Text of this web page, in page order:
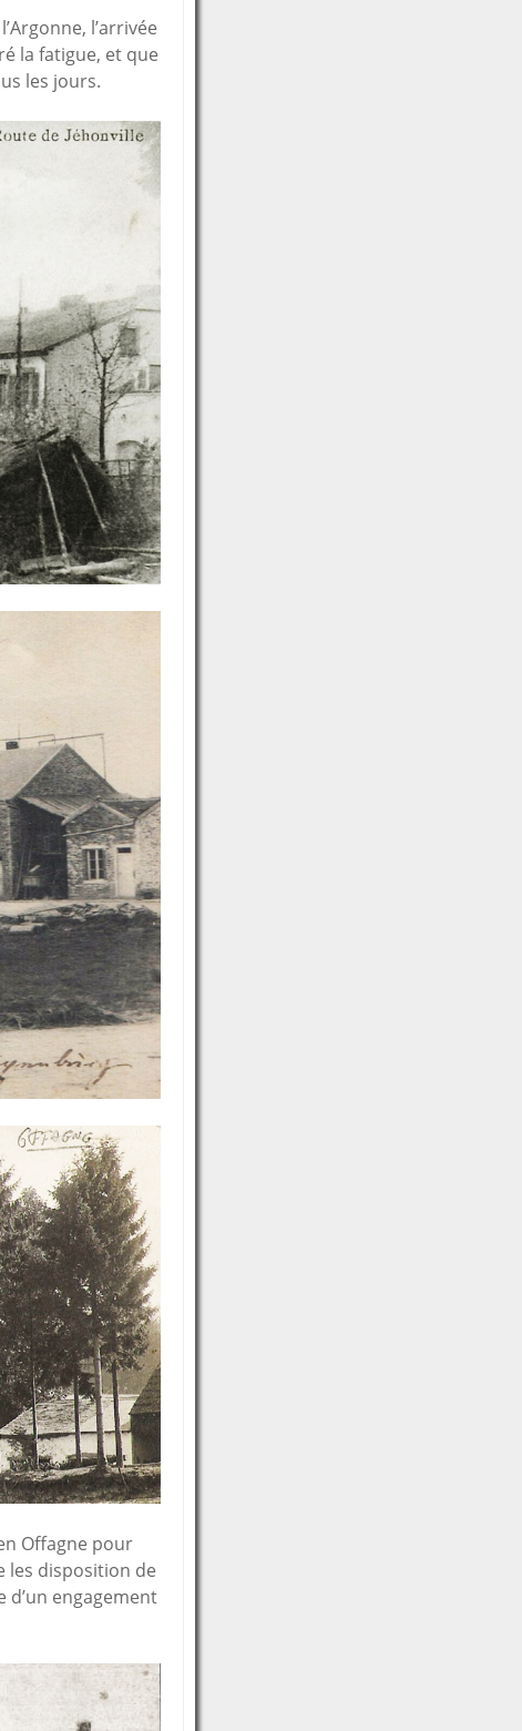
l’arrivée
la fatigue, et que
les jours.
Offagne pour
les disposition de
d’un engagement